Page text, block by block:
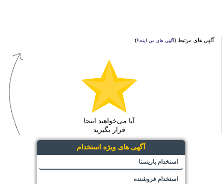
آگهی های مرتبط (آگهی های من اینجا!)
آیا می‌خواهید اینجا
قرار بگیرید
آگهی های ویژه استخدام
استخدام باریستا
استخدام فروشنده